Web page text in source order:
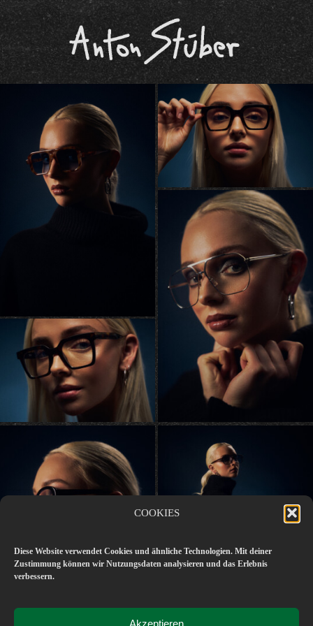
COOKIES
Diese Website verwendet Cookies und ähnliche Technologien. Mit deiner
Zustimmung können wir Nutzungsdaten analysieren und das Erlebnis
verbessern.
Akzeptieren